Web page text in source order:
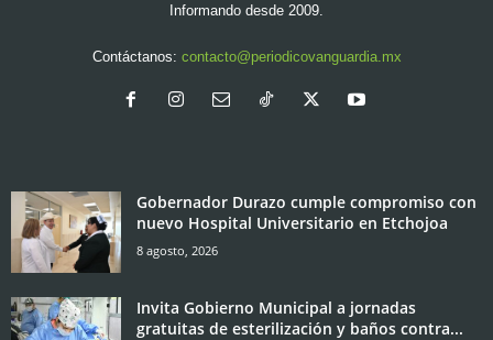
Informando desde 2009.
Contáctanos: contacto@periodicovanguardia.mx
Gobernador Durazo cumple compromiso con
nuevo Hospital Universitario en Etchojoa
8 agosto, 2026
Invita Gobierno Municipal a jornadas
gratuitas de esterilización y baños contra...